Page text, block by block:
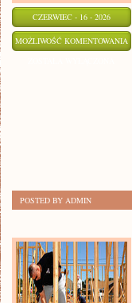
CZERWIEC - 16 - 2026
MOŻLIWOŚĆ KOMENTOWANIA
POSTED BY ADMIN